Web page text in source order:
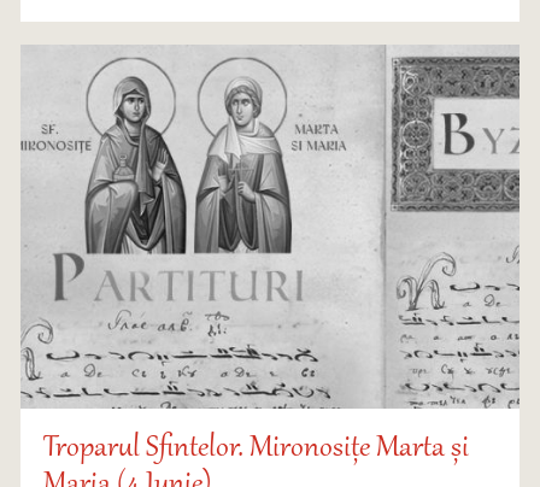
Troparul Sfintelor. Mironosițe Marta și